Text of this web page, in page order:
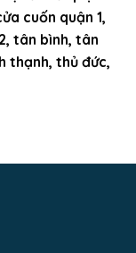
cuốn quận 1,
tân bình, tân
thạnh, thủ đức,